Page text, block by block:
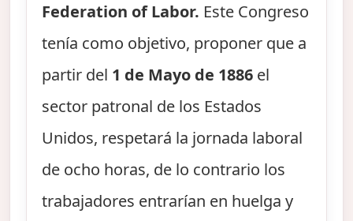
Federation of Labor. Este Congreso
tenía como objetivo, proponer que a
partir del 1 de Mayo de 1886 el
sector patronal de los Estados
Unidos, respetará la jornada laboral
de ocho horas, de lo contrario los
trabajadores entrarían en huelga y